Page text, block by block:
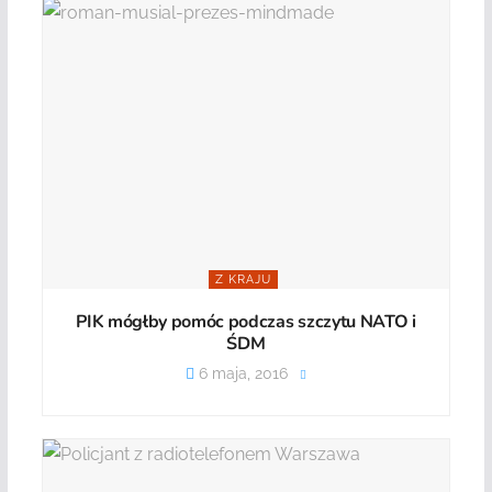
Z KRAJU
PIK mógłby pomóc podczas szczytu NATO i
ŚDM
6 maja, 2016